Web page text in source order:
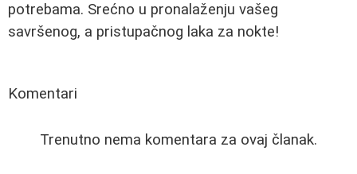
potrebama. Srećno u pronalaženju vašeg
savršenog, a pristupačnog laka za nokte!
Komentari
Trenutno nema komentara za ovaj članak.